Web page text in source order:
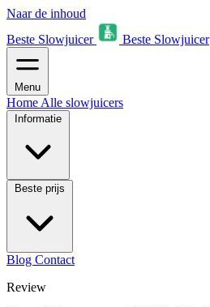
Naar de inhoud
Beste Slowjuicer
Beste Slowjuicer
Menu
Home Alle slowjuicers
Informatie
Beste prijs
Blog Contact
Review